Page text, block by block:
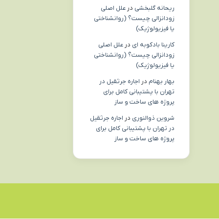
ریحانه گلبخشی در علل اصلی
زودانزالی چیست؟ (روانشناختی
یا فیزیولوژیک)
کارینا بادکوبه ای در علل اصلی
زودانزالی چیست؟ (روانشناختی
یا فیزیولوژیک)
بهار بهنام در اجاره جرثقیل در
تهران با پشتیبانی کامل برای
پروژه های ساخت و ساز
شروین ذوالنوری در اجاره جرثقیل
در تهران با پشتیبانی کامل برای
پروژه های ساخت و ساز